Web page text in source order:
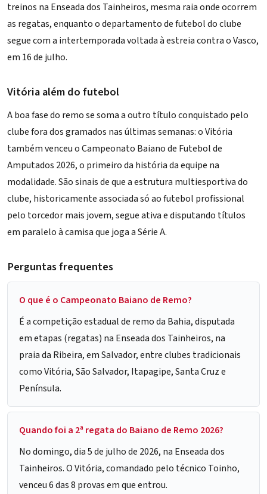
treinos na Enseada dos Tainheiros, mesma raia onde ocorrem
as regatas, enquanto o departamento de futebol do clube
segue com a intertemporada voltada à estreia contra o Vasco,
em 16 de julho.
Vitória além do futebol
A boa fase do remo se soma a outro título conquistado pelo
clube fora dos gramados nas últimas semanas: o Vitória
também venceu oCampeonato Baiano de Futebol de
Amputados 2026, o primeiro da história da equipe na
modalidade. São sinais de que a estrutura multiesportiva do
clube, historicamente associada só ao futebol profissional
pelo torcedor mais jovem, segue ativa e disputando títulos
em paralelo à camisa que joga a Série A.
Perguntas frequentes
O que é o Campeonato Baiano de Remo?
É a competição estadual de remo da Bahia, disputada
em etapas (regatas) na Enseada dos Tainheiros, na
praia da Ribeira, em Salvador, entre clubes tradicionais
como Vitória, São Salvador, Itapagipe, Santa Cruz e
Península.
Quando foi a 2ª regata do Baiano de Remo 2026?
No domingo, dia 5 de julho de 2026, na Enseada dos
Tainheiros. O Vitória, comandado pelo técnico Toinho,
venceu 6 das 8 provas em que entrou.